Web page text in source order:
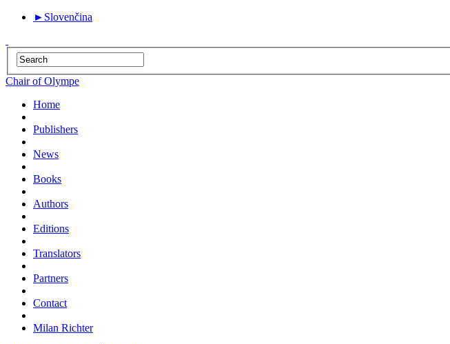
► Slovenčina
Chair of Olympe
Home
Publishers
News
Books
Authors
Editions
Translators
Partners
Contact
Milan Richter